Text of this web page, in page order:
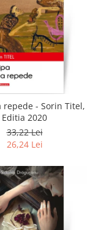
repede - Sorin Titel,
Editia 2020
33,22 Lei
26,24 Lei